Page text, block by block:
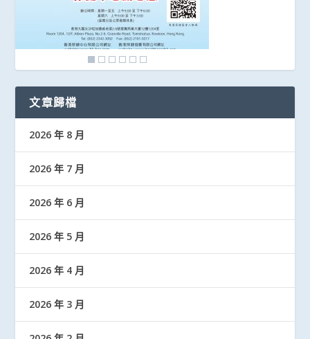
文章歸檔
2026 年 8 月
2026 年 7 月
2026 年 6 月
2026 年 5 月
2026 年 4 月
2026 年 3 月